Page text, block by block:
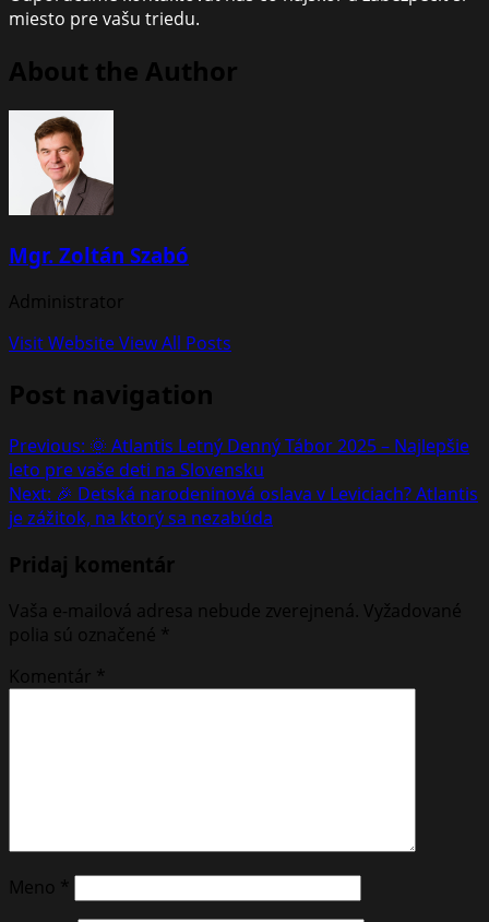
miesto pre vašu triedu.
About the Author
Mgr. Zoltán Szabó
Administrator
Visit WebsiteView All Posts
Post navigation
Previous: 🌞 Atlantis Letný Denný Tábor 2025 – Najlepšie
leto pre vaše deti na Slovensku
Next: 🎉 Detská narodeninová oslava v Leviciach? Atlantis
je zážitok, na ktorý sa nezabúda
Pridaj komentár
Vaša e-mailová adresa nebude zverejnená. Vyžadované
polia sú označené *
Komentár *
Meno *